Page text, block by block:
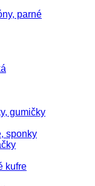
parné
gumičky
sponky
kufre